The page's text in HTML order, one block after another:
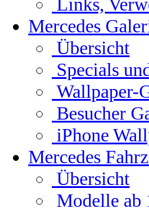
Mercedes
Übersicht
Specials
Wallpaper-
Besucher
iPhone
Mercedes
Übersicht
Modelle ab